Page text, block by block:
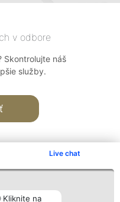
Live chat
Kliknite na
v odbore
Skontrolujte náš
služby.
Kontakt